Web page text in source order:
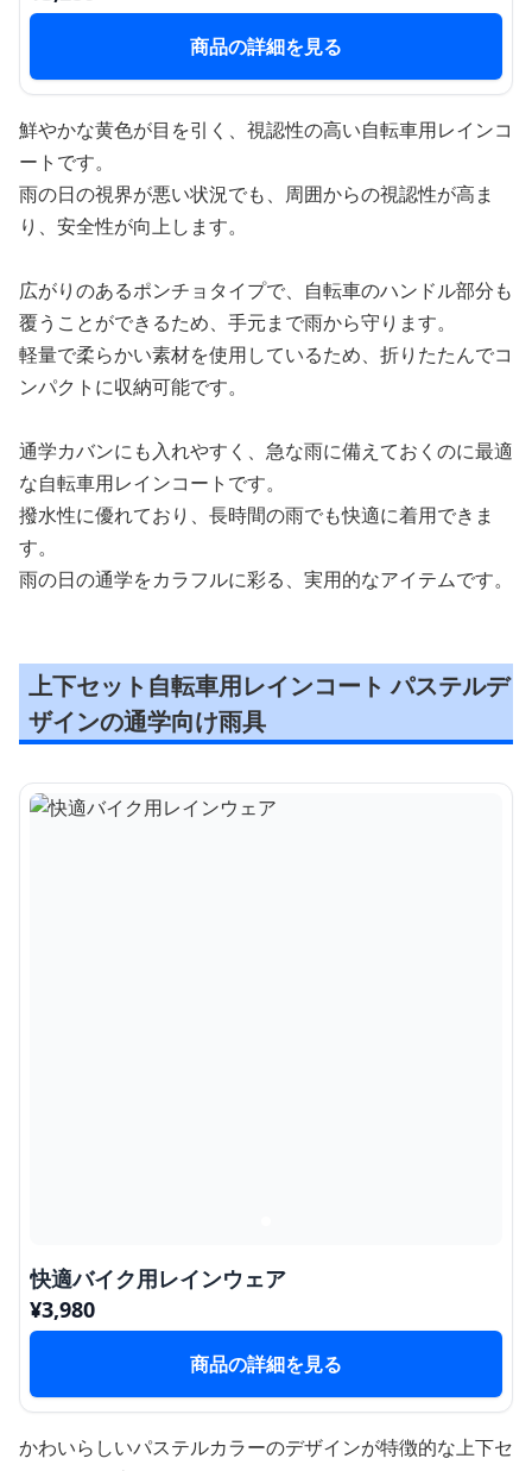
商品の詳細を見る
鮮やかな黄色が目を引く、視認性の高い自転車用レインコ
ートです。
雨の日の視界が悪い状況でも、周囲からの視認性が高ま
り、安全性が向上します。
広がりのあるポンチョタイプで、自転車のハンドル部分も
覆うことができるため、手元まで雨から守ります。
軽量で柔らかい素材を使用しているため、折りたたんでコ
ンパクトに収納可能です。
通学カバンにも入れやすく、急な雨に備えておくのに最適
な自転車用レインコートです。
撥水性に優れており、長時間の雨でも快適に着用できま
す。
雨の日の通学をカラフルに彩る、実用的なアイテムです。
上下セット自転車用レインコート パステルデ
ザインの通学向け雨具
快適バイク用レインウェア
¥3,980
商品の詳細を見る
かわいらしいパステルカラーのデザインが特徴的な上下セ